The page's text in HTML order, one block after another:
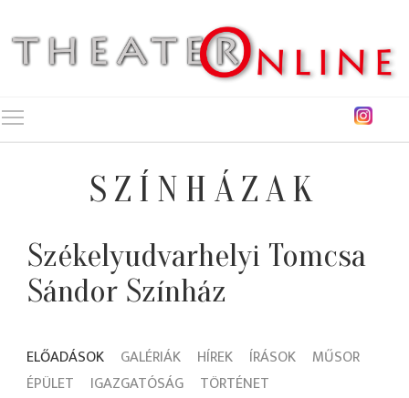
SZÍNHÁZAK
Székelyudvarhelyi Tomcsa
Sándor Színház
ELŐADÁSOK GALÉRIÁK HÍREK ÍRÁSOK
MŰSOR
ÉPÜLET
IGAZGATÓSÁG TÖRTÉNET